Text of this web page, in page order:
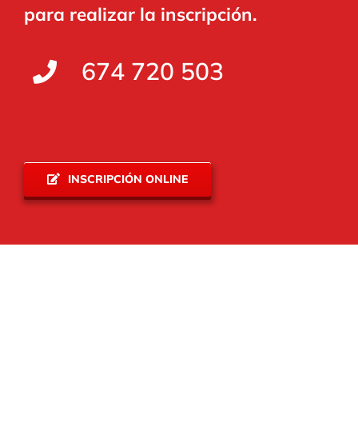
para realizar la inscripción.
674 720 503
INSCRIPCIÓN ONLINE